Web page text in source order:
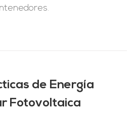
de Energía
Fotovoltaica